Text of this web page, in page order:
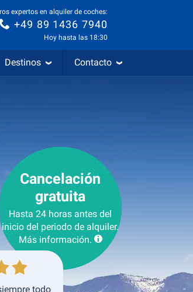
expertos en alquiler de coches:
+49 89 1436 7940
Hoy hasta las 18:30
Destinos Contacto
Cancelación
gratuita
Hasta 24 horas antes del
inicio del periodo de alquiler.
Más información.
todo